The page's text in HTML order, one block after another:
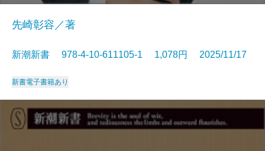
先崎彰容／著
新潮新書 978-4-10-611105-1 1,078円 2025/11/17
新書電子書籍あり